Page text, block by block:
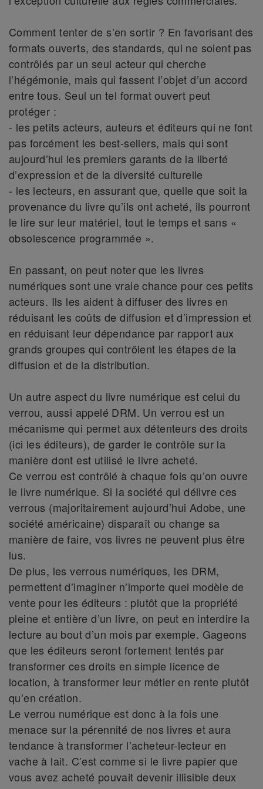
Comment tenter de s’en sortir ? En favorisant des
formats ouverts, des standards, qui ne soient pas
contrôlés par un seul acteur qui cherche
l’hégémonie, mais qui fassent l’objet d’un accord
entre tous. Seul un tel format ouvert peut
protéger :
- les petits acteurs, auteurs et éditeurs qui ne font
pas forcément les best-sellers, mais qui sont
aujourd’hui les premiers garants de la liberté
d’expression et de la diversité culturelle
- les lecteurs, en assurant que, quelle que soit la
provenance du livre qu’ils ont acheté, ils pourront
le lire sur leur matériel, tout le temps et sans «
obsolescence programmée ».
En passant, on peut noter que les livres
numériques sont une vraie chance pour ces petits
acteurs. Ils les aident à diffuser des livres en
réduisant les coûts de diffusion et d’impression et
en réduisant leur dépendance par rapport aux
grands groupes qui contrôlent les étapes de la
diffusion et de la distribution.
Un autre aspect du livre numérique est celui du
verrou, aussi appelé DRM. Un verrou est un
mécanisme qui permet aux détenteurs des droits
(ici les éditeurs), de garder le contrôle sur la
manière dont est utilisé le livre acheté.
Ce verrou est contrôlé à chaque fois qu’on ouvre
le livre numérique. Si la société qui délivre ces
verrous (majoritairement aujourd’hui Adobe, une
société américaine) disparaît ou change sa
manière de faire, vos livres ne peuvent plus être
lus.
De plus, les verrous numériques, les DRM,
permettent d’imaginer n’importe quel modèle de
vente pour les éditeurs : plutôt que la propriété
pleine et entière d’un livre, on peut en interdire la
lecture au bout d’un mois par exemple. Gageons
que les éditeurs seront fortement tentés par
transformer ces droits en simple licence de
location, à transformer leur métier en rente plutôt
qu’en création.
Le verrou numérique est donc à la fois une
menace sur la pérennité de nos livres et aura
tendance à transformer l’acheteur-lecteur en
vache à lait. C’est comme si le livre papier que
vous avez acheté pouvait devenir illisible deux